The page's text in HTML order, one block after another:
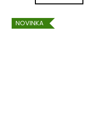
NOVINKA